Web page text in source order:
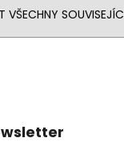
VŠECHNY